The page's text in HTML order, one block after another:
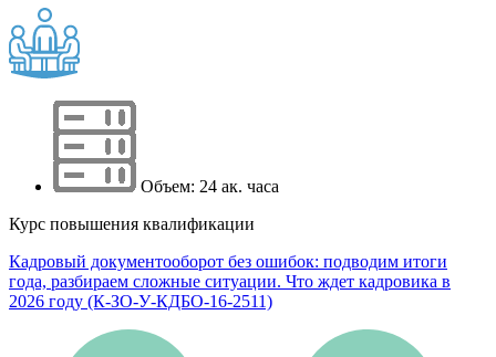
Объем: 24 ак. часа
Курс повышения квалификации
Кадровый документооборот без ошибок: подводим итоги
года, разбираем сложные ситуации. Что ждет кадровика в
2026 году (К-ЗО-У-КДБО-16-2511)